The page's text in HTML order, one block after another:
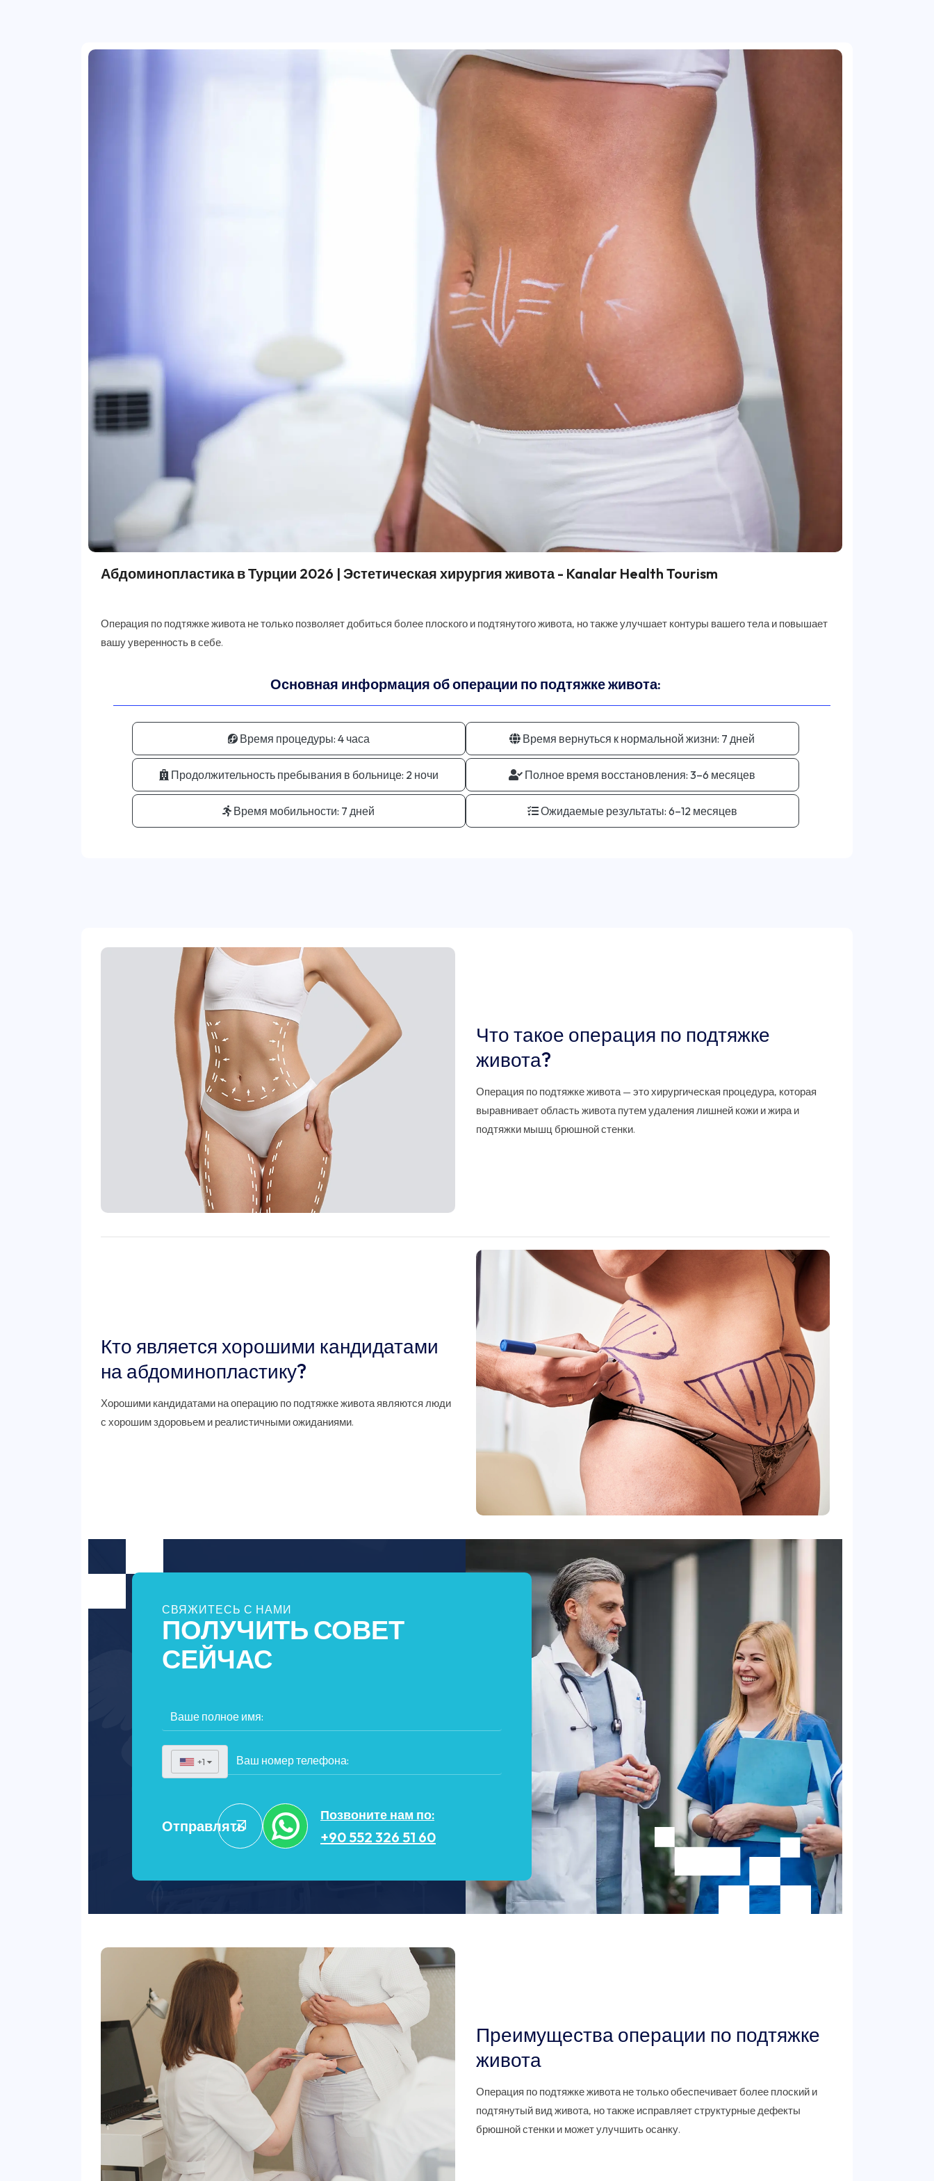
Абдоминопластика в Турции 2026 | Эстетическая хирургия живота - Kanalar Health Tourism
Операция по подтяжке живота не только позволяет добиться более плоского и подтянутого живота, но также улучшает контуры вашего тела и повышает
Основная информация об операции по подтяжке живота:
Время процедуры: 4 часа Время вернуться к нормальной жизни: 7 дней
Продолжительность пребывания в больнице: 2 ночи Полное время восстановления: 3–6 месяцев
Время мобильности: 7 дней Ожидаемые результаты: 6–12 месяцев
Что такое операция по подтяжке
живота?
Операция по подтяжке живота — это хирургическая процедура, которая
выравнивает область живота путем удаления лишней кожи и жира и
подтяжки мышц брюшной стенки.
Кто является хорошими кандидатами
на абдоминопластику?
Хорошими кандидатами на операцию по подтяжке живота являются люди
с хорошим здоровьем и реалистичными ожиданиями.
СВЯЖИТЕСЬ С НАМИ
ПОЛУЧИТЬ СОВЕТ
СЕЙЧАС
+1 ▼
Отправлять
Позвоните нам по:
+90 552 326 51 60
Преимущества операции по подтяжке
живота
Операция по подтяжке живота не только обеспечивает более плоский и
подтянутый вид живота, но также исправляет структурные дефекты
брюшной стенки и может улучшить осанку.